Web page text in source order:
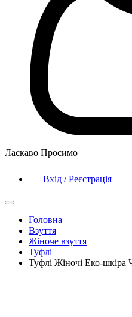
Ласкаво Просимо
Вхід / Реєстрація
Головна
Взуття
Жіноче взуття
Туфлі
Туфлі Жіночі Еко-шкіра